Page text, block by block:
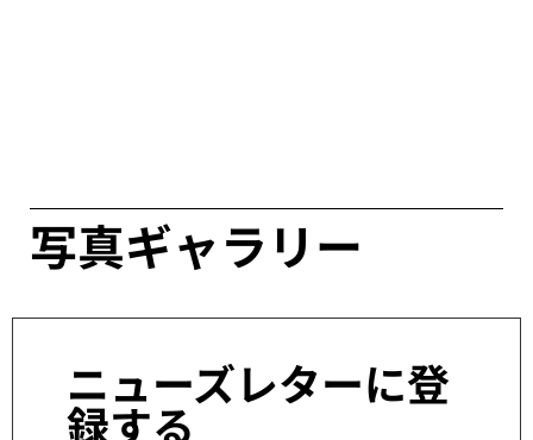
写真ギャラリー
ニューズレターに登
録する